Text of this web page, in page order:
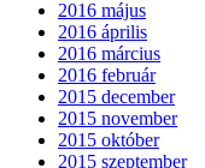
2016 május
2016 április
2016 március
2016 február
2015 december
2015 november
2015 október
2015 szeptember